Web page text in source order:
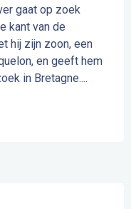
gaat op zoek
kant van de
hij zijn zoon, een
en geeft hem
in Bretagne....